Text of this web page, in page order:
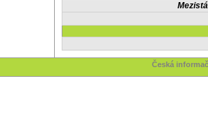
Česká